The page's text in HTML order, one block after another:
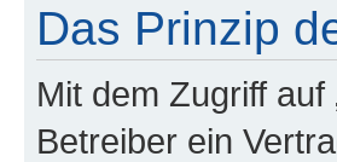
Das Prinzip
Mit dem Zugriff
Betreiber ein